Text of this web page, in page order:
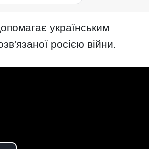
українським
росією війни.